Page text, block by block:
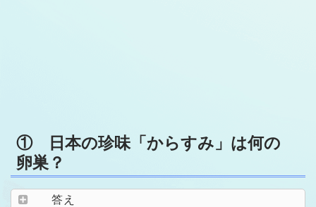
① 日本の珍味「からすみ」は何の
卵巣？
答え